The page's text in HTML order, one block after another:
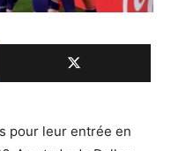
pour leur entrée en